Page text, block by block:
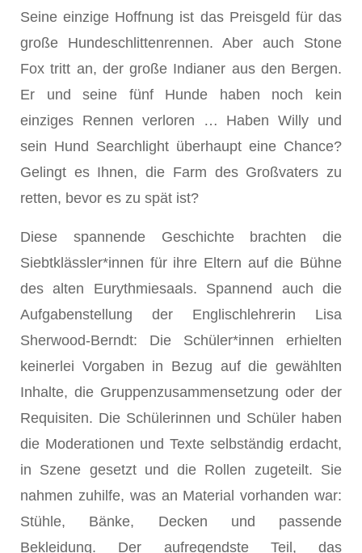
Seine einzige Hoffnung ist das Preisgeld für das
große Hundeschlittenrennen. Aber auch Stone
Fox tritt an, der große Indianer aus den Bergen.
Er und seine fünf Hunde haben noch kein
einziges Rennen verloren … Haben Willy und
sein Hund Searchlight überhaupt eine Chance?
Gelingt es Ihnen, die Farm des Großvaters zu
retten, bevor es zu spät ist?
Diese spannende Geschichte brachten die
Siebtklässler*innen für ihre Eltern auf die Bühne
des alten Eurythmiesaals. Spannend auch die
Aufgabenstellung der Englischlehrerin Lisa
Sherwood-Berndt: Die Schüler*innen erhielten
keinerlei Vorgaben in Bezug auf die gewählten
Inhalte, die Gruppenzusammensetzung oder der
Requisiten. Die Schülerinnen und Schüler haben
die Moderationen und Texte selbständig erdacht,
in Szene gesetzt und die Rollen zugeteilt. Sie
nahmen zuhilfe, was an Material vorhanden war:
Stühle, Bänke, Decken und passende
Bekleidung. Der aufregendste Teil, das